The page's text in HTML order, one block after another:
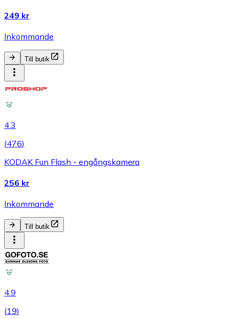
249 kr
Inkommande
Till butik
4.3
(476)
KODAK Fun Flash - engångskamera
256 kr
Inkommande
Till butik
4.9
(19)